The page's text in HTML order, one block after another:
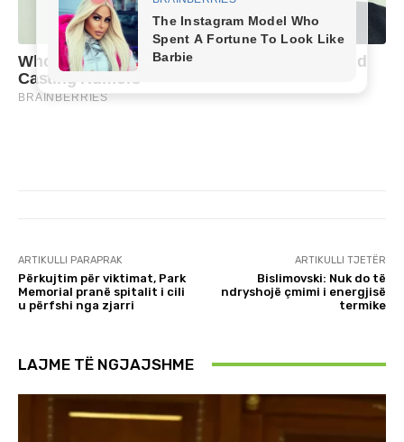
ARTIKULLI PARAPRAK
Përkujtim për viktimat, Park
Memorial pranë spitalit i cili
u përfshi nga zjarri
ARTIKULLI TJETËR
Bislimovski: Nuk do të
ndryshojë çmimi i energjisë
termike
LAJME TË NGJAJSHME